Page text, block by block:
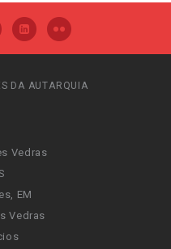
DA AUTARQUIA
Vedras
EM
Vedras